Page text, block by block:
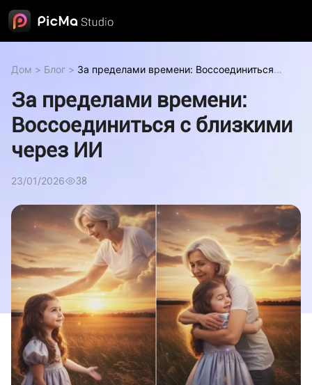
Дом > Блог > За пределами времени: Воссоединиться с
За пределами времени:
Воссоединиться с близкими
через ИИ
23/01/2026 38